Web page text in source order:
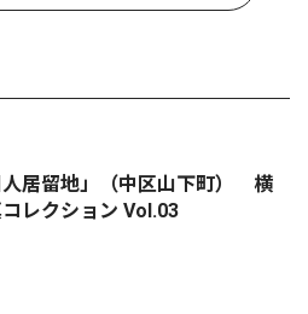
人居留地」（中区山下町） 横
レクション Vol.03